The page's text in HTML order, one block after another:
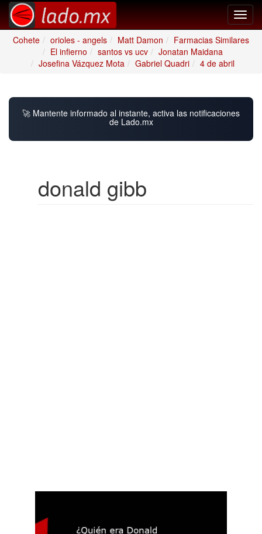
Cohete
orioles - angels Matt Damon
Farmacias Similares
El infierno
santos vs ucv
Jonatan Maidana
Josefina Vázquez Mota
Gabriel Quadri 4 de abril
🚀 Mantente informado al instante, activa las notificaciones
de Lado.mx
donald gibb